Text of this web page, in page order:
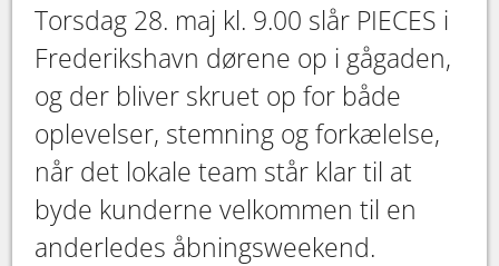
Torsdag 28. maj kl. 9.00 slår PIECES i
Frederikshavn dørene op i gågaden,
og der bliver skruet op for både
oplevelser, stemning og forkælelse,
når det lokale team står klar til at
byde kunderne velkommen til en
anderledes åbningsweekend.